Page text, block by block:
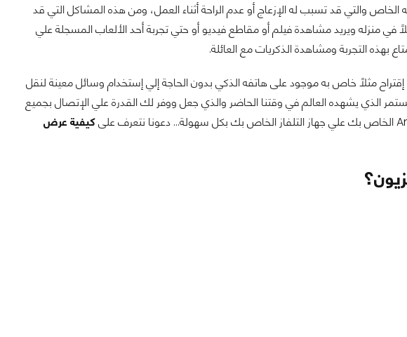
والتي قد تسبب له الإزعاج أو عدم الراحة أثناء العمل، ومن هذه المشاكل التي قد
منزله ويريد مشاهدة فيلم أو مقاطع فيديو أو حتي تجربة أحد الألعاب المسجلة علي
التجربة ومشاهدة الذكريات مع العائلة.
مثلاً خاص به موجود على هاتفه الذكي بدون الحاجة إلي إستخدام وسائل معينة لنقل
الذي يشهده العالم في وقتنا الحاضر والذي جعل ووفر لك القدرة علي الإتصال بجميع
كيفية عرض